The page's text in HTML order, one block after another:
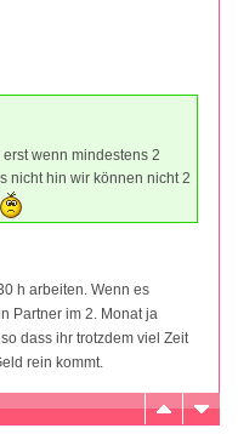
wenn mindestens 2
nicht hin wir können nicht 2
h arbeiten. Wenn es
Partner im 2. Monat ja
dass ihr trotzdem viel Zeit
rein kommt.